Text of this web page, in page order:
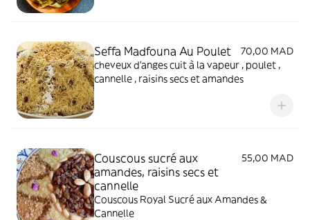
Seffa Madfouna Au Poulet
70,00 MAD
cheveux d'anges cuit à la vapeur , poulet ,
cannelle , raisins secs et amandes
Couscous sucré aux
amandes, raisins secs et
cannelle
55,00 MAD
Couscous Royal Sucré aux Amandes &
Cannelle